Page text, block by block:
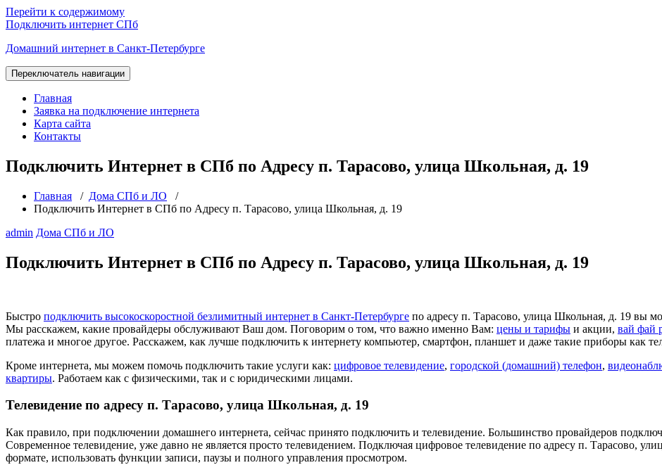
Перейти к содержимому
Подключить интернет СПб
Домашний интернет в Санкт-Петербурге
Переключатель навигации
Главная
Заявка на подключение интернета
Карта сайта
Контакты
Подключить Интернет в СПб по Адресу п. Тарасово, улица Школьная, д. 19
Главная / Дома СПб и ЛО /
Подключить Интернет в СПб по Адресу п. Тарасово, улица Школьная, д. 19
admin Дома СПб и ЛО
Подключить Интернет в СПб по Адресу п. Тарасово, улица Школьная, д. 19
Быстро подключить высокоскоростной безлимитный интернет в Санкт-Петербурге по адресу п. Тарасово, улица Школьная, д. 19 вы
Мы расскажем, какие провайдеры обслуживают Ваш дом. Поговорим о том, что важно именно Вам: цены и тарифы и акции, вай фай
платежа и многое другое. Расскажем, как лучше подключить к интернету компьютер, смартфон, планшет и даже такие приборы как
Кроме интернета, мы можем помочь подключить такие услуги как: цифровое телевидение, городской (домашний) телефон,
квартиры. Работаем как с физическими, так и с юридическими лицами.
Телевидение по адресу п. Тарасово, улица Школьная, д. 19
Как правило, при подключении домашнего интернета, сейчас принято подключить и телевидение. Большинство провайдеров
Современное телевидение, уже давно не является просто телевидением. Подключая цифровое телевидение по адресу п. Тарасово,
формате, использовать функции записи, паузы и полного управления просмотром.